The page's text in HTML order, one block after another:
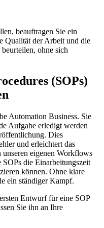
beauftragen Sie ein
Qualität der Arbeit und die
ohne sich
(SOPs)
Automation Business. Sie
Aufgabe erledigt werden
Dies
und erleichtert das
eigenen Workflows
SOPs die Einarbeitungszeit
können. Ohne klare
ein ständiger Kampf.
Entwurf für eine SOP
Sie ihn an Ihre